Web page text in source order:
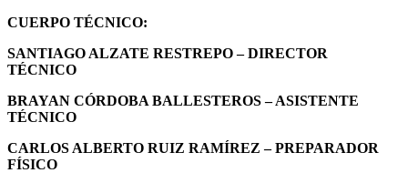
CUERPO TÉCNICO:
SANTIAGO ALZATE RESTREPO – DIRECTOR
TÉCNICO ​
BRAYAN CÓRDOBA BALLESTEROS – ASISTENTE
TÉCNICO
CARLOS ALBERTO RUIZ RAMÍREZ – PREPARADOR
FÍSICO